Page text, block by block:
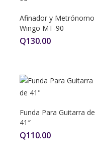
Afinador y Metrónomo
Wingo MT-90
Q130.00
Funda Para Guitarra de
41″
Q110.00